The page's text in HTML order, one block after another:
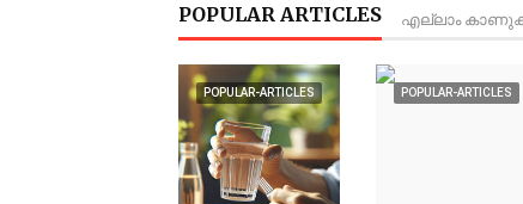
POPULAR ARTICLES എല്ലാം
POPULAR-ARTICLES POPULAR-ARTICLES